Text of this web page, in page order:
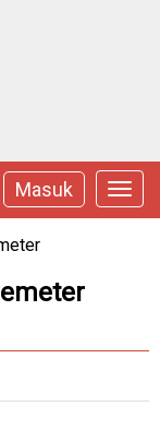
Masuk